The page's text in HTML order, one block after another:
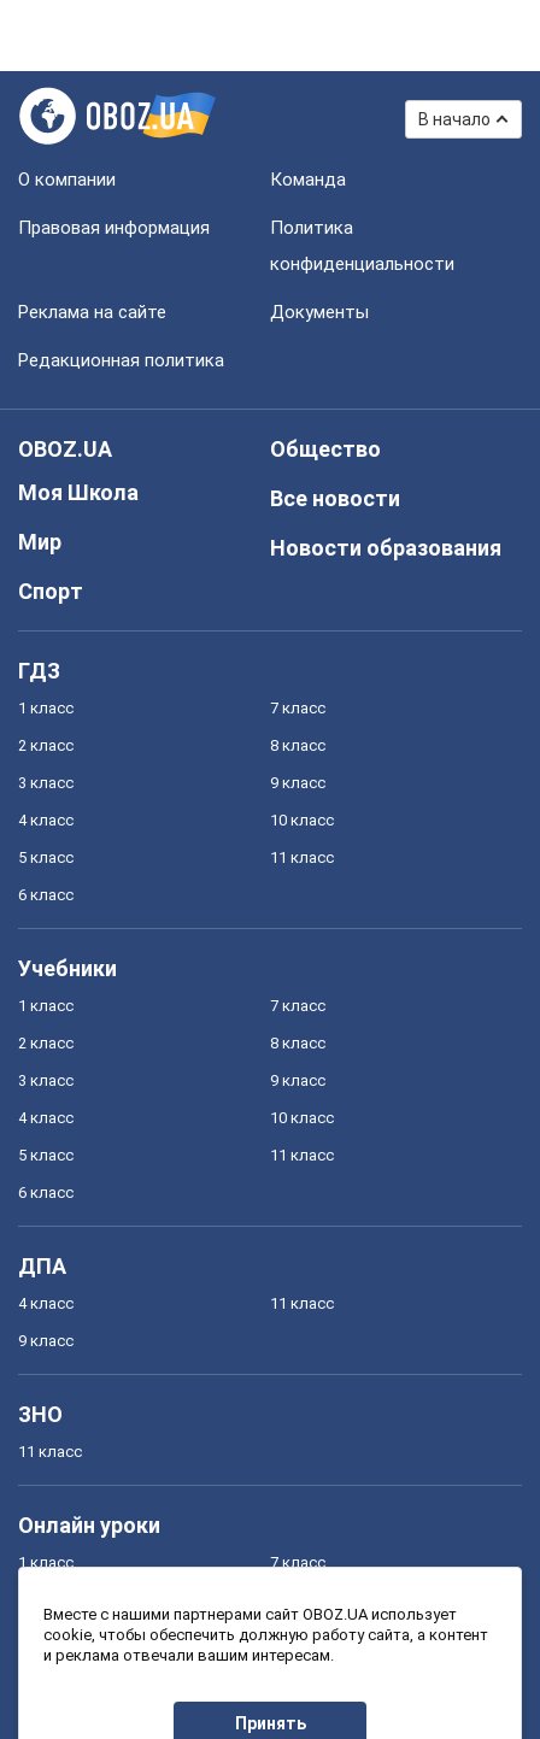
В начало
О компании Команда
Правовая информация
Политика
конфиденциальности
Реклама на сайте Документы
Редакционная политика
OBOZ.UA
Моя Школа
Мир
Спорт
Общество
Все новости
Новости образования
ГДЗ
1 класс
2 класс
3 класс
4 класс
5 класс
6 класс
7 класс
8 класс
9 класс
10 класс
11 класс
Учебники
1 класс
2 класс
3 класс
4 класс
5 класс
6 класс
7 класс
8 класс
9 класс
10 класс
11 класс
ДПА
4 класс
9 класс
11 класс
ЗНО
11 класс
Онлайн уроки
1 класс
3 класс
7 класс
9 класс
Вместе с нашими партнерами сайт OBOZ.UA использует
cookie, чтобы обеспечить должную работу сайта, а контент
и реклама отвечали вашим интересам.
Принять